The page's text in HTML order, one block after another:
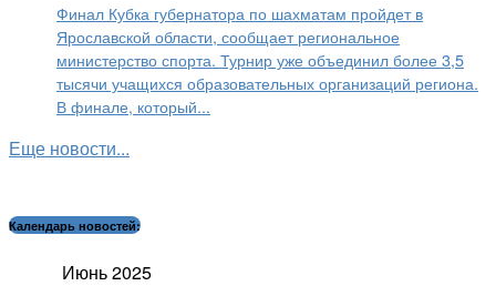
Финал Кубка губернатора по шахматам пройдет в
Ярославской области, сообщает региональное
министерство спорта. Турнир уже объединил более 3,5
тысячи учащихся образовательных организаций региона.
В финале, который...
Еще новости...
Календарь новостей:
Июнь 2025